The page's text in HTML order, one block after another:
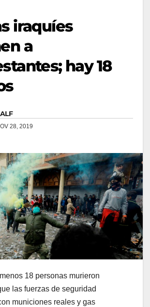
iraquíes
a
hay 18
ALF
28, 2019
18 personas murieron
las fuerzas de seguridad
municiones reales y gas